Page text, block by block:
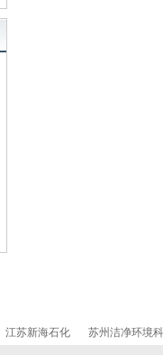
江苏新海石化 苏州洁净环境